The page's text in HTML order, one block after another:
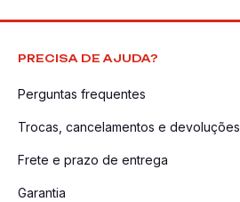
PRECISA DE AJUDA?
Perguntas frequentes
Trocas, cancelamentos e devoluções
Frete e prazo de entrega
Garantia